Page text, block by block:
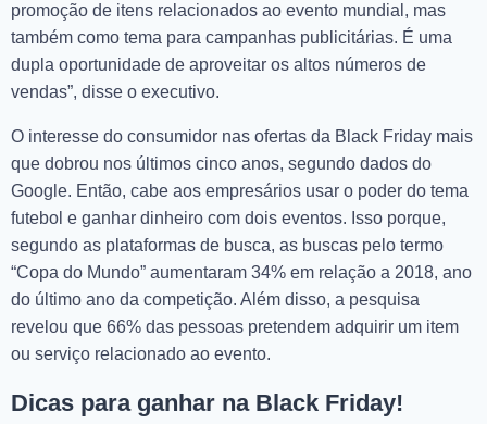
promoção de itens relacionados ao evento mundial, mas
também como tema para campanhas publicitárias. É uma
dupla oportunidade de aproveitar os altos números de
vendas”, disse o executivo.
O interesse do consumidor nas ofertas da Black Friday mais
que dobrou nos últimos cinco anos, segundo dados do
Google. Então, cabe aos empresários usar o poder do tema
futebol e ganhar dinheiro com dois eventos. Isso porque,
segundo as plataformas de busca, as buscas pelo termo
“Copa do Mundo” aumentaram 34% em relação a 2018, ano
do último ano da competição. Além disso, a pesquisa
revelou que 66% das pessoas pretendem adquirir um item
ou serviço relacionado ao evento.
Dicas para ganhar na Black Friday!